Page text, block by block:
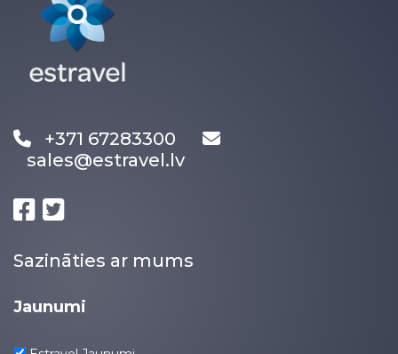
+371 67283300
sales@estravel.lv
Sazināties ar mums
Jaunumi